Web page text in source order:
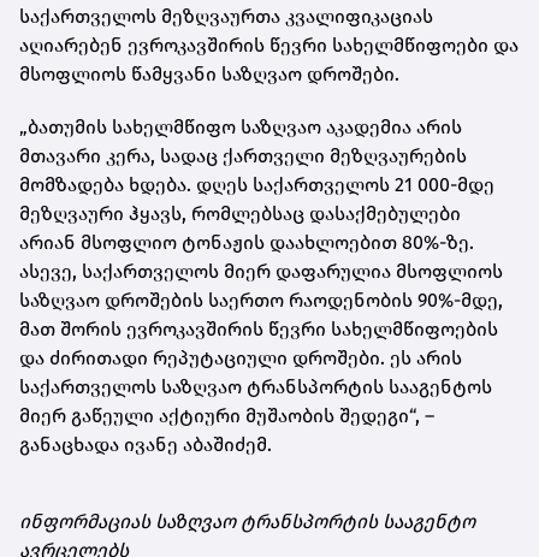
საქართველოს მეზღვაურთა კვალიფიკაციას
აღიარებენ ევროკავშირის წევრი სახელმწიფოები და
მსოფლიოს წამყვანი საზღვაო დროშები.
„ბათუმის სახელმწიფო საზღვაო აკადემია არის
მთავარი კერა, სადაც ქართველი მეზღვაურების
მომზადება ხდება. დღეს საქართველოს 21 000-მდე
მეზღვაური ჰყავს, რომლებსაც დასაქმებულები
არიან მსოფლიო ტონაჟის დაახლოებით 80%-ზე.
ასევე, საქართველოს მიერ დაფარულია მსოფლიოს
საზღვაო დროშების საერთო რაოდენობის 90%-მდე,
მათ შორის ევროკავშირის წევრი სახელმწიფოების
და ძირითადი რეპუტაციული დროშები. ეს არის
საქართველოს საზღვაო ტრანსპორტის სააგენტოს
მიერ გაწეული აქტიური მუშაობის შედეგი“, –
განაცხადა ივანე აბაშიძემ.
ინფორმაციას საზღვაო ტრანსპორტის სააგენტო
ავრცელებს